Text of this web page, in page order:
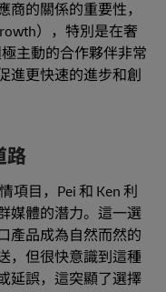
的關係的重要性，
），特別是在奢
主動的合作夥伴非常
進更快速的進步和創
路
項目，Pei 和 Ken 利
媒體的潛力。這一選
產品成為自然而然的
，但很快意識到這種
延誤，這突顯了選擇